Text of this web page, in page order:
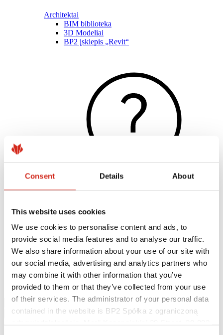
Consent Details About
This website uses cookies
We use cookies to personalise content and ads, to
provide social media features and to analyse our traffic.
We also share information about your use of our site with
our social media, advertising and analytics partners who
may combine it with other information that you’ve
provided to them or that they’ve collected from your use
of their services. The administrator of your personal data
contained in the website is BP2 Spółka z ograniczoną
Architektai
BIM biblioteka
3D Modeliai
BP2 įskiepis „Revit“
Dangos, spalvos ir garantijos
Garantijos registravimas
Įgyvendinti projektai ir inspiracijos
Parsisiunčiami failai
Rasti rangovą
Kur įsigyti?
BIM bibliotekos
Parsisiųsti
Kontaktai